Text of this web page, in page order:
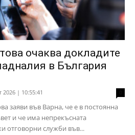
очаква докладите
в България
2026 | 10:55:41
заяви във Варна, че е в постоянна
и че има непрекъсната
отговорни служби във...